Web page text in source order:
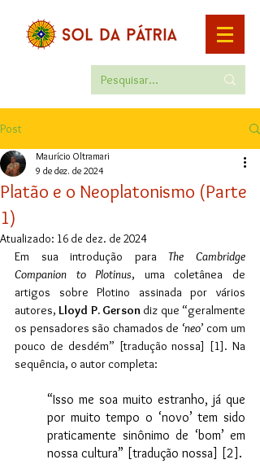
Post
Platão e o Neoplatonismo (Parte
1)
Maurício Oltramari
9 de dez. de 2024
Atualizado: 16 de dez. de 2024
Em sua introdução para The Cambridge
Companion to Plotinus, uma coletânea de
artigos sobre Plotino assinada por vários
autores, Lloyd P. Gerson diz que “geralmente
os pensadores são chamados de ‘neo’ com um
pouco de desdém” [tradução nossa] [1]. Na
sequência, o autor completa:
“Isso me soa muito estranho, já que
por muito tempo o ‘novo’ tem sido
praticamente sinônimo de ‘bom’ em
nossa cultura” [tradução nossa] [2].